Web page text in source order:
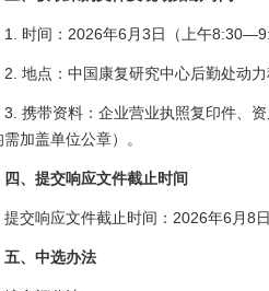
1. 时间：2026年6月3日（上午
2. 地点：中国康复研究中心后勤处动
3. 携带资料：企业营业执照复印件、
加盖单位公章）。
四、提交响应文件截止时间
提交响应文件截止时间：2026年6月8
五、中选办法